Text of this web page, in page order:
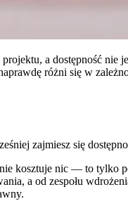
a dostępność
różni się w
zajmiesz się
kosztuje nic — to tylko
a od zespołu